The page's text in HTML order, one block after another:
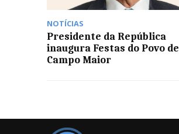
NOTÍCIAS
Presidente da República
inaugura Festas do Povo de
Campo Maior